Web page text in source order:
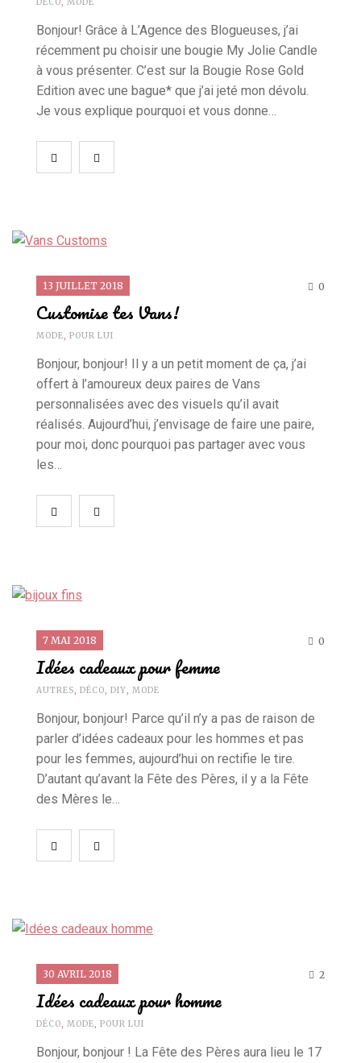
DÉCO, MODE
Bonjour! Grâce à L’Agence des Blogueuses, j’ai
récemment pu choisir une bougie My Jolie Candle
à vous présenter. C’est sur la Bougie Rose Gold
Edition avec une bague* que j’ai jeté mon dévolu.
Je vous explique pourquoi et vous donne…
13 JUILLET 2018 0
Customise tes Vans!
MODE, POUR LUI
Bonjour, bonjour! Il y a un petit moment de ça, j’ai
offert à l’amoureux deux paires de Vans
personnalisées avec des visuels qu’il avait
réalisés. Aujourd’hui, j’envisage de faire une paire,
pour moi, donc pourquoi pas partager avec vous
les…
7 MAI 2018 0
Idées cadeaux pour femme
AUTRES, DÉCO, DIY, MODE
Bonjour, bonjour! Parce qu’il n’y a pas de raison de
parler d’idées cadeaux pour les hommes et pas
pour les femmes, aujourd’hui on rectifie le tire.
D’autant qu’avant la Fête des Pères, il y a la Fête
des Mères le…
30 AVRIL 2018 2
Idées cadeaux pour homme
DÉCO, MODE, POUR LUI
Bonjour, bonjour ! La Fête des Pères aura lieu le 17